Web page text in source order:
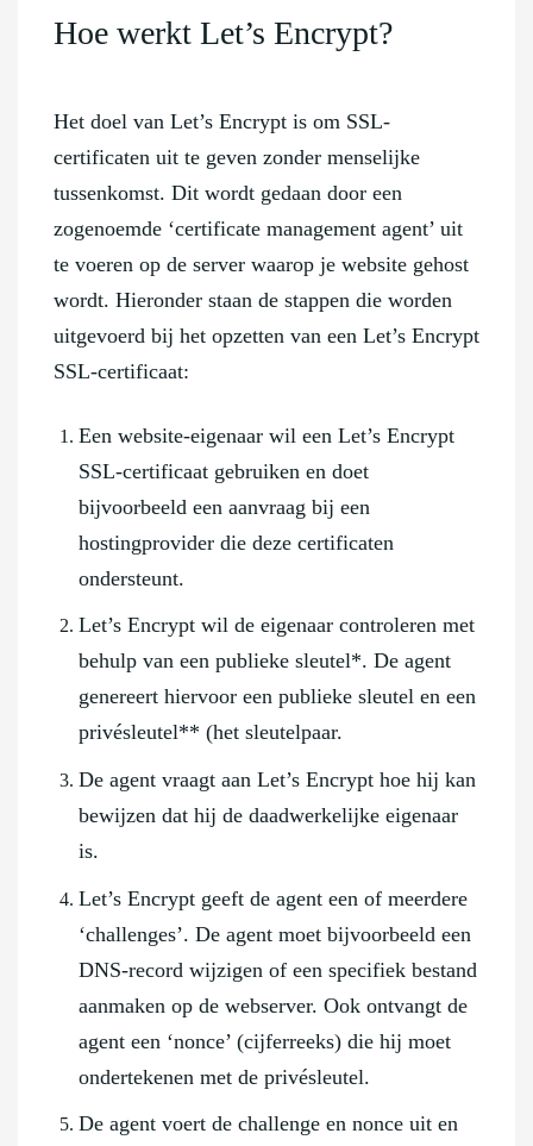
Hoe werkt Let’s Encrypt?
Het doel van Let’s Encrypt is om SSL-
certificaten uit te geven zonder menselijke
tussenkomst. Dit wordt gedaan door een
zogenoemde ‘certificate management agent’ uit
te voeren op de server waarop je website gehost
wordt. Hieronder staan de stappen die worden
uitgevoerd bij het opzetten van een Let’s Encrypt
SSL-certificaat:
Een website-eigenaar wil een Let’s Encrypt
SSL-certificaat gebruiken en doet
bijvoorbeeld een aanvraag bij een
hostingprovider die deze certificaten
ondersteunt.
Let’s Encrypt wil de eigenaar controleren met
behulp van een publieke sleutel*. De agent
genereert hiervoor een publieke sleutel en een
privésleutel** (het sleutelpaar.
De agent vraagt aan Let’s Encrypt hoe hij kan
bewijzen dat hij de daadwerkelijke eigenaar
is.
Let’s Encrypt geeft de agent een of meerdere
‘challenges’. De agent moet bijvoorbeeld een
DNS-record wijzigen of een specifiek bestand
aanmaken op de webserver. Ook ontvangt de
agent een ‘nonce’ (cijferreeks) die hij moet
ondertekenen met de privésleutel.
De agent voert de challenge en nonce uit en